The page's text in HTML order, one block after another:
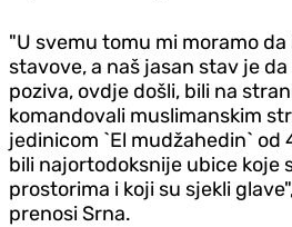
"U svemu tomu mi moramo
stavove, a naš jasan stav je
poziva, ovdje došli, bili na
komandovali muslimanskim
jedinicom `El mudžahedin` od
bili najortodoksnije ubice koje
prostorima i koji su sjekli
prenosi Srna.